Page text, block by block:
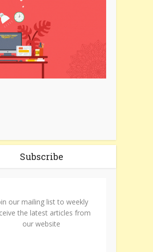
Subscribe
our mailing list to weekly
the latest articles from
our website